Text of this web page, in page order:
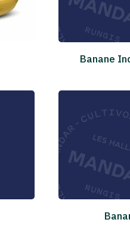
Banane